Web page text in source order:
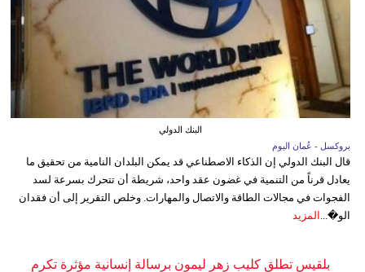
البنك الدولي
بروكسل - عُمان اليوم
قال البنك الدولي إن الذكاء الاصطناعي قد يمكن البلدان النامية من تحقيق ما
يعادل قرناً من التنمية في غضون عقد واحد، شريطة أن تتحرك بسرعة لسد
الفجوات في مجالات الطاقة والاتصال والمهارات. وخلص التقرير إلى أن فقدان
الو�...
المزيد
بلقيس تطلق كليب زهر ليمون برسالة إنسانية مؤثرة تكرم